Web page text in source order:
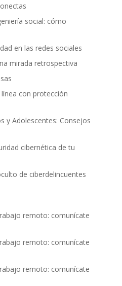
social: cómo
en las redes sociales
mirada retrospectiva
con protección
y Adolescentes: Consejos
cibernética de tu
de ciberdelincuentes
remoto: comunícate
remoto: comunícate
remoto: comunícate